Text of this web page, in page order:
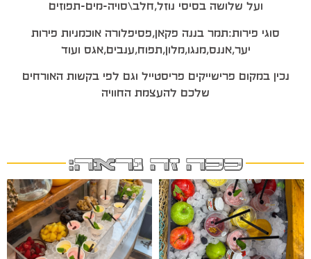
ועל שלושה בסיסי נוזל,חלב\סויה-מים-תפוזים
סוגי פירות:תמר בננה פקאן,פסיפלורה אוכמניות פירות
יער,אננס,מנגו,מלון,תפוח,ענבים,אגס ועוד
נכין במקום פרישייקים פריסטייל וגם לפי בקשות האורחים
שלכם להעצמת החוויה
ככה זה נראה: